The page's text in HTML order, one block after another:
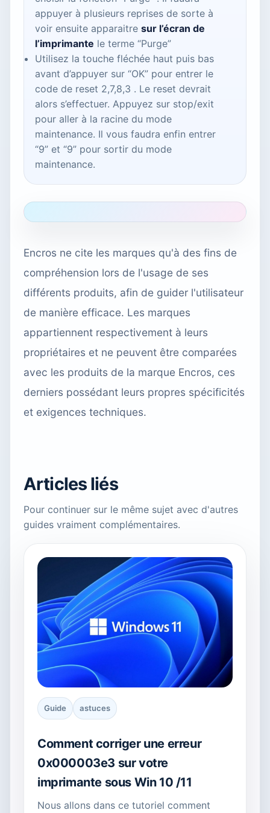
appuyer à plusieurs reprises de sorte à
voir ensuite apparaitre sur l’écran de
l’imprimante le terme “Purge”
Utilisez la touche fléchée haut puis bas
avant d’appuyer sur “OK” pour entrer le
code de reset 2,7,8,3 . Le reset devrait
alors s’effectuer. Appuyez sur stop/exit
pour aller à la racine du mode
maintenance. Il vous faudra enfin entrer
“9” et “9” pour sortir du mode
maintenance.
Encros ne cite les marques qu'à des fins de
compréhension lors de l'usage de ses
différents produits, afin de guider l'utilisateur
de manière efficace. Les marques
appartiennent respectivement à leurs
propriétaires et ne peuvent être comparées
avec les produits de la marque Encros, ces
derniers possédant leurs propres spécificités
et exigences techniques.
Articles liés
Pour continuer sur le même sujet avec d'autres
guides vraiment complémentaires.
Guide astuces
Comment corriger une erreur
0x000003e3 sur votre
imprimante sous Win 10 /11
Nous allons dans ce tutoriel comment